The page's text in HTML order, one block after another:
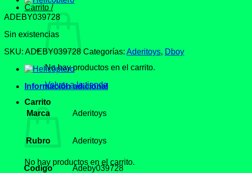
Carrito /
No hay productos en el carrito.
Volver a la tienda
Carrito
No hay productos en el carrito.
ADEBY039728
Sin existencias
SKU: ADEBY039728 Categorías: Aderitoys, Dboy
Información adicional
Marca Aderitoys
Rubro Aderitoys
Codigo Adeby039728